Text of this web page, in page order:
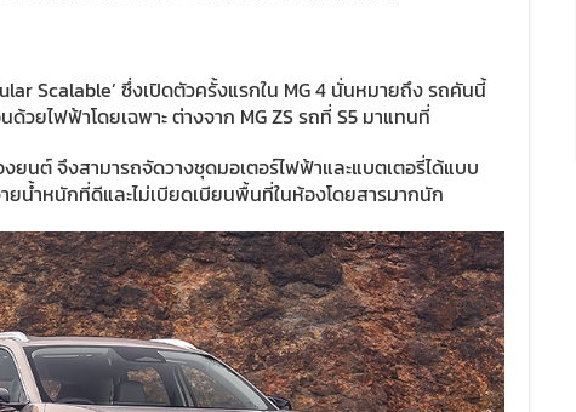
Scalable’ ซึ่งเปิดตัวครั้งแรกใน MG 4 นั่นหมายถึง รถคันนี้
วยไฟฟ้าโดยเฉพาะ ต่างจาก MG ZS รถที่ S5 มาแทนที่
นต์ จึงสามารถจัดวางชุดมอเตอร์ไฟฟ้าและแบตเตอรี่ได้แบบ
ายน้ำหนักที่ดีและไม่เบียดเบียนพื้นที่ในห้องโดยสารมากนัก